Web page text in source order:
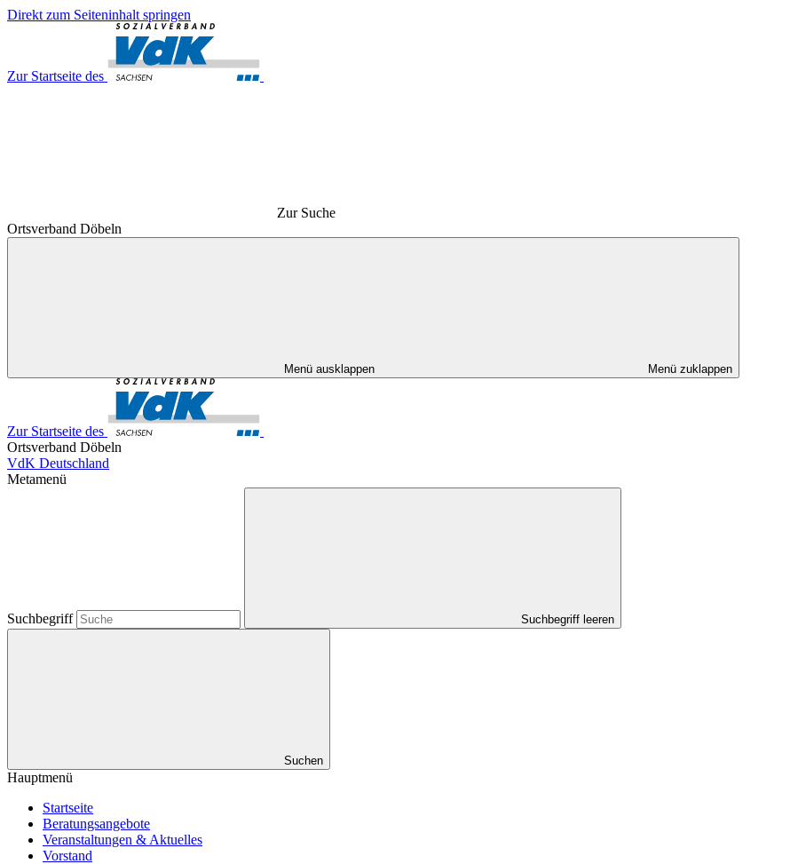
Direkt zum Seiteninhalt springen
Zur Startseite des
Zur Suche
Ortsverband Döbeln
Menü ausklappen Menü zuklappen
Zur Startseite des
Ortsverband Döbeln
VdK Deutschland
Metamenü
Suchbegriff Suchbegriff leeren
Suchen
Hauptmenü
Startseite
Beratungsangebote
Veranstaltungen & Aktuelles
Vorstand